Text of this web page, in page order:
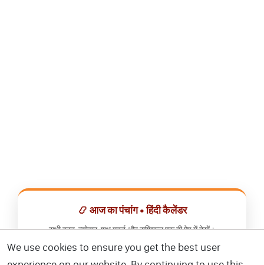
📿 आज का पंचांग • हिंदी कैलेंडर
सभी व्रत, त्योहार, शुभ मुहूर्त और राशिफल एक ही ऐप में देखें।
📅 हिंदी कैलेंडर ऐप डाउनलोड करें
We use cookies to ensure you get the best user